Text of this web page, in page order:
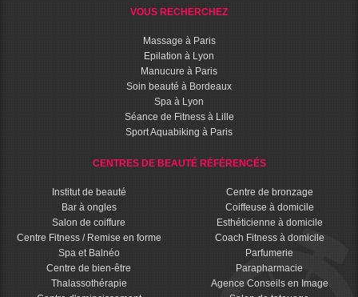
VOUS RECHERCHEZ
Massage à Paris
Epilation à Lyon
Manucure à Paris
Soin beauté à Bordeaux
Spa à Lyon
Séance de Fitness à Lille
Sport Aquabiking à Paris
CENTRES DE BEAUTÉ RÉFÉRENCÉS
Institut de beauté
Bar à ongles
Salon de coiffure
Centre Fitness / Remise en forme
Spa et Balnéo
Centre de bien-être
Thalassothérapie
Centre de bronzage
Coiffeuse à domicile
Esthéticienne à domicile
Coach Fitness à domicile
Parfumerie
Parapharmacie
Agence Conseils en Image